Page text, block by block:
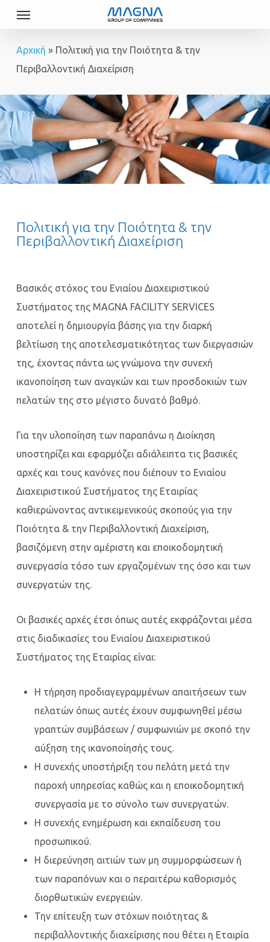
Skip
main
content
Menu
Αρχική » Πολιτική για την Ποιότητα & την
Περιβαλλοντική Διαχείριση
Πολιτική για την Ποιότητα & την
Περιβαλλοντική Διαχείριση
Βασικός στόχος του Ενιαίου Διαχειριστικού
Συστήματος της MAGNA FACILITY SERVICES
αποτελεί η δημιουργία βάσης για την διαρκή
βελτίωση της αποτελεσματικότητας των διεργασιών
της, έχοντας πάντα ως γνώμονα την συνεχή
ικανοποίηση των αναγκών και των προσδοκιών των
πελατών της στο μέγιστο δυνατό βαθμό.
Για την υλοποίηση των παραπάνω η Διοίκηση
υποστηρίζει και εφαρμόζει αδιάλειπτα τις βασικές
αρχές και τους κανόνες που διέπουν το Ενιαίου
Διαχειριστικού Συστήματος της Εταιρίας
καθιερώνοντας αντικειμενικούς σκοπούς για την
Ποιότητα & την Περιβαλλοντική Διαχείριση,
βασιζόμενη στην αμέριστη και εποικοδομητική
συνεργασία τόσο των εργαζομένων της όσο και των
συνεργατών της.
Οι βασικές αρχές έτσι όπως αυτές εκφράζονται μέσα
στις διαδικασίες του Ενιαίου Διαχειριστικού
Συστήματος της Εταιρίας είναι:
Η τήρηση προδιαγεγραμμένων απαιτήσεων των
πελατών όπως αυτές έχουν συμφωνηθεί μέσω
γραπτών συμβάσεων / συμφωνιών με σκοπό την
αύξηση της ικανοποίησής τους.
Η συνεχής υποστήριξη του πελάτη μετά την
παροχή υπηρεσίας καθώς και η εποικοδομητική
συνεργασία με το σύνολο των συνεργατών.
Η συνεχής ενημέρωση και εκπαίδευση του
προσωπικού.
Η διερεύνηση αιτιών των μη συμμορφώσεων ή
των παραπόνων και ο περαιτέρω καθορισμός
διορθωτικών ενεργειών.
Την επίτευξη των στόχων ποιότητας &
περιβαλλοντικής διαχείρισης που θέτει η Εταιρία